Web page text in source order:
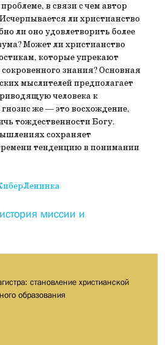
в связи с чем автор
ли христианство
ли оно удовлетворить более
Может ли христианство
которые упрекают
знания? Основная
мыслителей предполагает
человека к
же — это восхождение,
тождественности Богу.
сохраняет
тенденцию в понимании
миссии и
становление христианской
образования